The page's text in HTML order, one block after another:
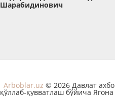
Шарабидинович
Arboblar.uz © 2026 Давлат
қўллаб-қувватлаш бўйича